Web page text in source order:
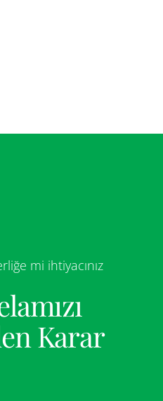
mi ihtiyacınız
Karar